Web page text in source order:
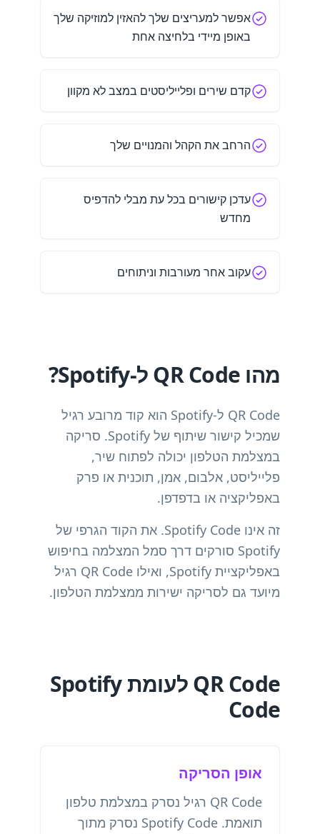
אפשר למעריצים שלך להאזין למוזיקה שלך
באופן מיידי בלחיצה אחת
קדם שירים ופלייליסטים במצב לא מקוון
הרחב את הקהל והמנויים שלך
עדכן קישורים בכל עת מבלי להדפיס
מחדש
עקוב אחר מעורבות וניתוחים
מהו QR Code ל-Spotify?
QR Code ל-Spotify הוא קוד מרובע רגיל
שמכיל קישור שיתוף של Spotify. סריקה
במצלמת הטלפון יכולה לפתוח שיר,
פלייליסט, אלבום, אמן, תוכנית או פרק
באפליקציה או בדפדפן.
זה אינו Spotify Code. את הקוד הגרפי של
Spotify סורקים דרך סמל המצלמה בחיפוש
באפליקציית Spotify, ואילו QR Code רגיל
מיועד גם לסריקה ישירות ממצלמת הטלפון.
QR Code לעומת Spotify
Code
אופן הסריקה
QR Code רגיל נסרק במצלמת טלפון
תואמת. Spotify Code נסרק מתוך